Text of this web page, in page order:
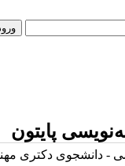
پایتون
- دانشجوى دكترى